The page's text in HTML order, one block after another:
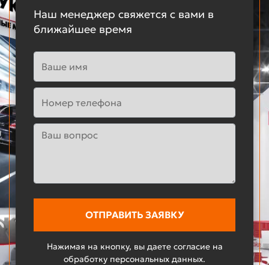
Наш менеджер свяжется с вами в
ближайшее время
Нажимая на кнопку, вы даете согласие на
обработку персональных данных.